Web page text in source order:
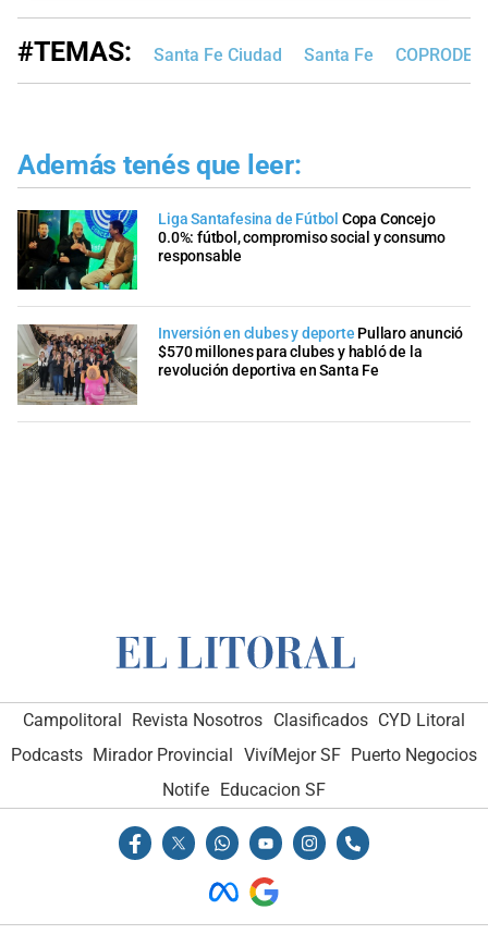
#TEMAS: Santa Fe Ciudad Santa Fe COPRODE
Además tenés que leer:
Liga Santafesina de Fútbol Copa Concejo
0.0%: fútbol, compromiso social y consumo
responsable
Inversión en clubes y deporte Pullaro anunció
$570 millones para clubes y habló de la
revolución deportiva en Santa Fe
Campolitoral Revista Nosotros Clasificados CYD Litoral
Podcasts Mirador Provincial VivíMejor SF Puerto Negocios
Notife
Educacion SF